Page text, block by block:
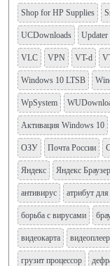
Shop for HP Supplies
UCDownloads Updater
VLC VPN VT-d
Windows 10 LTSB
WpSystem
Активация Windows 10
ОЗУ Почта России
Яндекс Яндекс Браузер
антивирус атрибут
борьба с вирусами
видеокарта видеоплеер
грузит процессор